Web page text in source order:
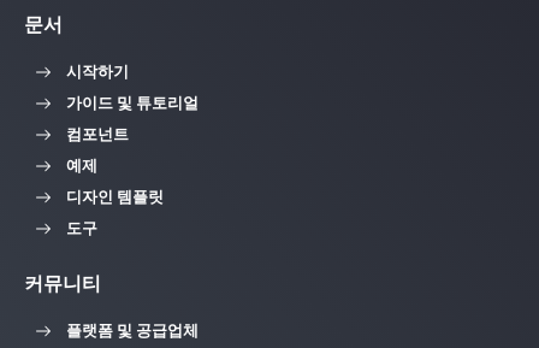
문서
시작하기
가이드 및 튜토리얼
컴포넌트
예제
디자인 템플릿
도구
커뮤니티
플랫폼 및 공급업체